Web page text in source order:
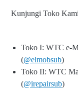
Kunjungi Toko
Toko I: WTC e-
(@elmobsub)
Toko II: WTC
(@irepairsub)